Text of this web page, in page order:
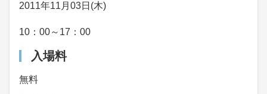
2011年11月03日(木)
10：00～17：00
入場料
無料